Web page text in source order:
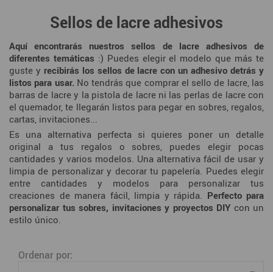
LAMINAS
Sellos de lacre adhesivos
Aquí encontrarás nuestros sellos de lacre adhesivos de
diferentes temáticas :) Puedes elegir el modelo que más te
guste y recibirás los sellos de lacre con un adhesivo detrás y
listos para usar. No tendrás que comprar el sello de lacre, las
barras de lacre y la pistola de lacre ni las perlas de lacre con
el quemador, te llegarán listos para pegar en sobres, regalos,
cartas, invitaciones...
Es una alternativa perfecta si quieres poner un detalle
original a tus regalos o sobres, puedes elegir pocas
cantidades y varios modelos. Una alternativa fácil de usar y
limpia de personalizar y decorar tu papelería. Puedes elegir
entre cantidades y modelos para personalizar tus
creaciones de manera fácil, limpia y rápida. Perfecto para
personalizar tus sobres, invitaciones y proyectos DIY con un
estilo único.
Ordenar por: